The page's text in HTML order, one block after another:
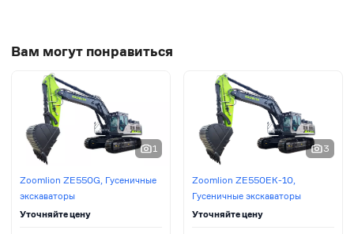
Вам могут понравиться
1
Zoomlion ZE550G, Гусеничные
экскаваторы
Уточняйте цену
3
Zoomlion ZE550EK-10,
Гусеничные экскаваторы
Уточняйте цену